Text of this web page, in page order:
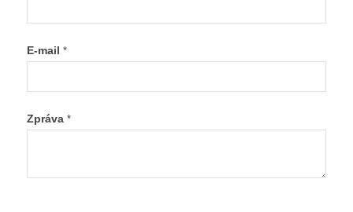
E-mail *
Zpráva *